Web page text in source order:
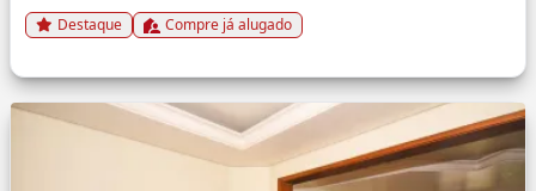
Destaque Compre já alugado